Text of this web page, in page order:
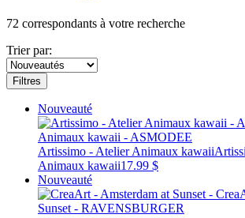
72 correspondants à votre recherche
Trier par:
Filtres
Nouveauté
Artissimo - Atelier Animaux kawaii
Animaux kawaii17.99 $
Nouveauté